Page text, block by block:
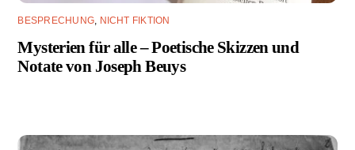
BESPRECHUNG, NICHT FIKTION
Mysterien für alle – Poetische Skizzen und
Notate von Joseph Beuys